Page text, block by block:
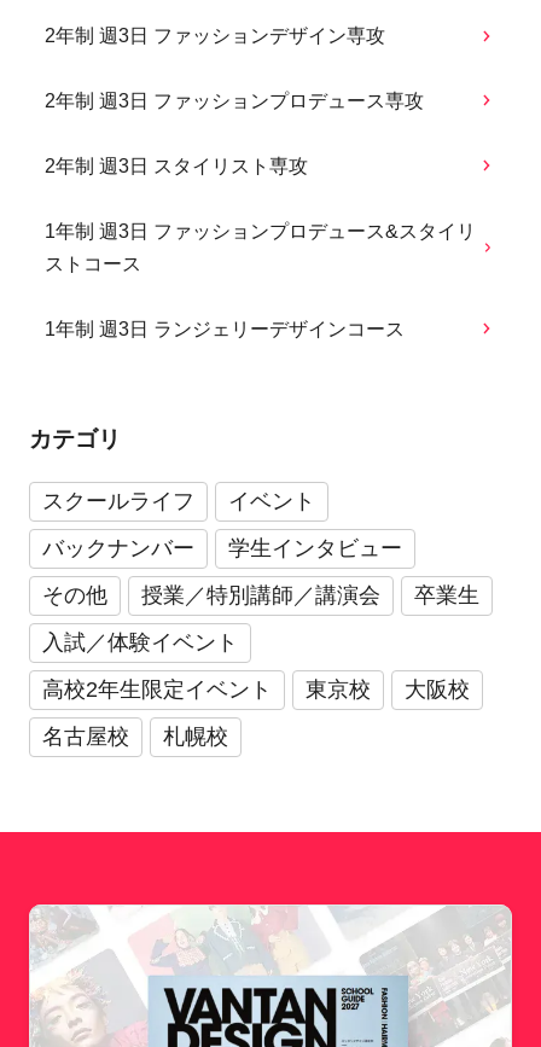
2年制 週3日 ファッションデザイン専攻
2年制 週3日 ファッションプロデュース専攻
2年制 週3日 スタイリスト専攻
1年制 週3日 ファッションプロデュース&スタイリ
ストコース
1年制 週3日 ランジェリーデザインコース
カテゴリ
スクールライフ
イベント
バックナンバー
学生インタビュー
その他
授業／特別講師／講演会
卒業生
入試／体験イベント
高校2年生限定イベント
東京校
大阪校
名古屋校
札幌校